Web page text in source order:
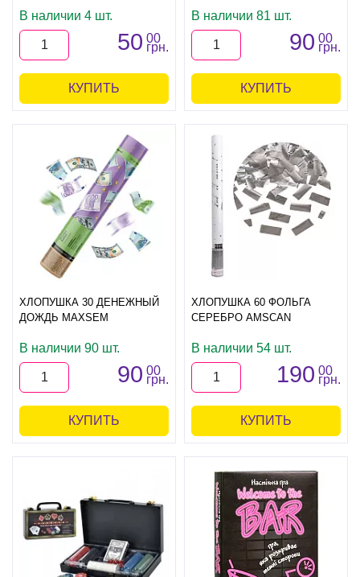
В наличии 4 шт.
50 00
грн.
КУПИТЬ
В наличии 81 шт.
90 00
грн.
КУПИТЬ
ХЛОПУШКА 30 ДЕНЕЖНЫЙ
ДОЖДЬ MAXSEM
В наличии 90 шт.
90 00
грн.
КУПИТЬ
ХЛОПУШКА 60 ФОЛЬГА
СЕРЕБРО AMSCAN
В наличии 54 шт.
190 00
грн.
КУПИТЬ